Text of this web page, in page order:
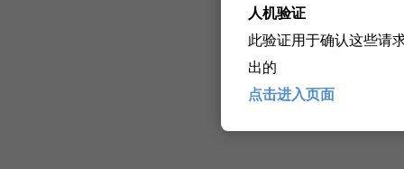
人机验证
此验证用于确认这些请
出的
点击进入页面